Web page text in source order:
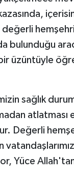
bulunduğu
bir üzüntüyle
sağlık
atlatması
Değerli
Yüce